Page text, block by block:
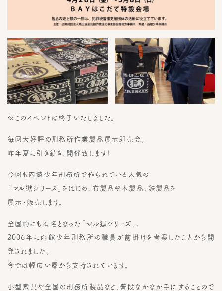
※このイベントは終了いたしました。
毎回大好評の刑務所作業製品展示即売会。
昨年夏に引き続き、開催致します！
今回も函館少年刑務所で作られている人気の
「マル獄シリーズ」をはじめ、布製品や木製品、鉄製品を
展示・販売します。
全国的にも有名となった「マル獄シリーズ」。
2006年に函館少年刑務所の職員が前掛けを考案したことから開
発されました。
今では幅広い層から支持されています。
小型家具や全国の刑務所製品など、普段なかなか手にすることので